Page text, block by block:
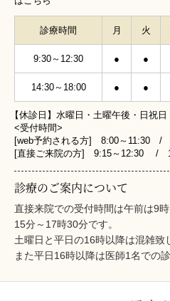
診療時間 月 火
9:30～12:30 ● ●
14:30～18:00 ● ●
【休診日】水曜日・土曜午後・日祝日
<受付時間>
[web予約される方] 8:00～11:30 /
[直接ご来院の方] 9:15～12:30 /
診療のご案内について
直接来院での受付時間は午前は9
15分～17時30分です。
土曜日と平日の16時以降は混雑致
また平日16時以降は医師1名での